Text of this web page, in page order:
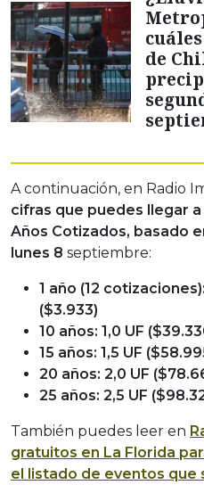
de
A continuación, en Radio
cifras que puedes llegar
Años Cotizados, basado
lunes 8 septiembre:
1 año (12
($3.933)
10 años: 1,0 UF
15 años: 1,5 UF
20 años: 2,0 UF
25 años: 2,5 UF
También puedes leer en
gratuitos en La Florida
el listado de eventos que